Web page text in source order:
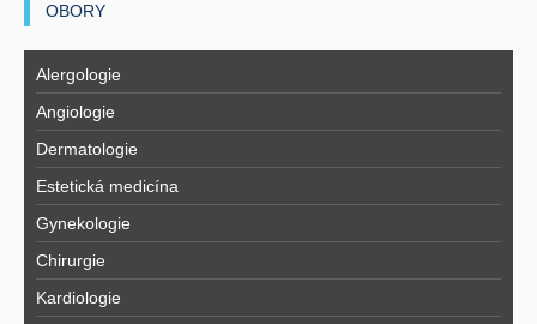
OBORY
Alergologie
Angiologie
Dermatologie
Estetická medicína
Gynekologie
Chirurgie
Kardiologie